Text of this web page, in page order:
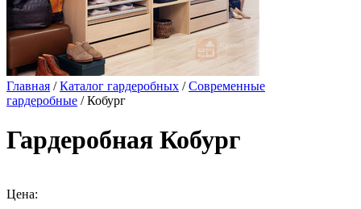
Главная /Каталог гардеробных /Современные
гардеробные / Кобург
Гардеробная Кобург
Цена: